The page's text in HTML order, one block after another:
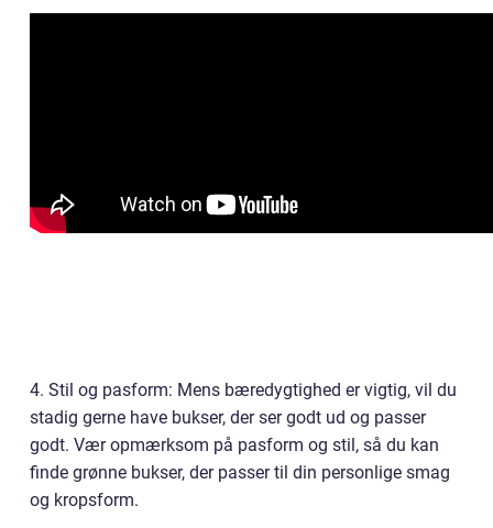
4. Stil og pasform: Mens bæredygtighed er vigtig, vil du
stadig gerne have bukser, der ser godt ud og passer
godt. Vær opmærksom på pasform og stil, så du kan
finde grønne bukser, der passer til din personlige smag
og kropsform.